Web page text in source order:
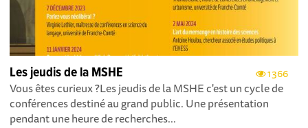
1366
Les jeudis de la MSHE
Vous êtes curieux ?Les jeudis de la MSHE c'est un cycle de
conférences destiné au grand public. Une présentation
pendant une heure de recherches...